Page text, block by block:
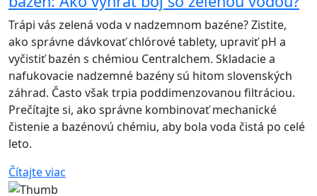
Trápi vás zelená voda v nadzemnom bazéne? Zistite,
ako správne dávkovať chlórové tablety, upraviť pH a
vyčistiť bazén s chémiou Centralchem. Skladacie a
nafukovacie nadzemné bazény sú hitom slovenských
záhrad. Často však trpia poddimenzovanou filtráciou.
Prečítajte si, ako správne kombinovať mechanické
čistenie a bazénovú chémiu, aby bola voda čistá po celé
leto.
Čítajte viac